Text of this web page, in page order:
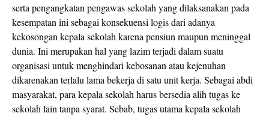
serta pengangkatan pengawas sekolah yang dilaksanakan pada
kesempatan ini sebagai konsekuensi logis dari adanya
kekosongan kepala sekolah karena pensiun maupun meninggal
dunia. Ini merupakan hal yang lazim terjadi dalam suatu
organisasi untuk menghindari kebosanan atau kejenuhan
dikarenakan terlalu lama bekerja di satu unit kerja. Sebagai abdi
masyarakat, para kepala sekolah harus bersedia alih tugas ke
sekolah lain tanpa syarat. Sebab, tugas utama kepala sekolah